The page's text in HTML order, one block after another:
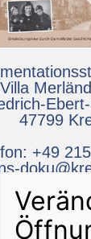
Villa
47799
+49